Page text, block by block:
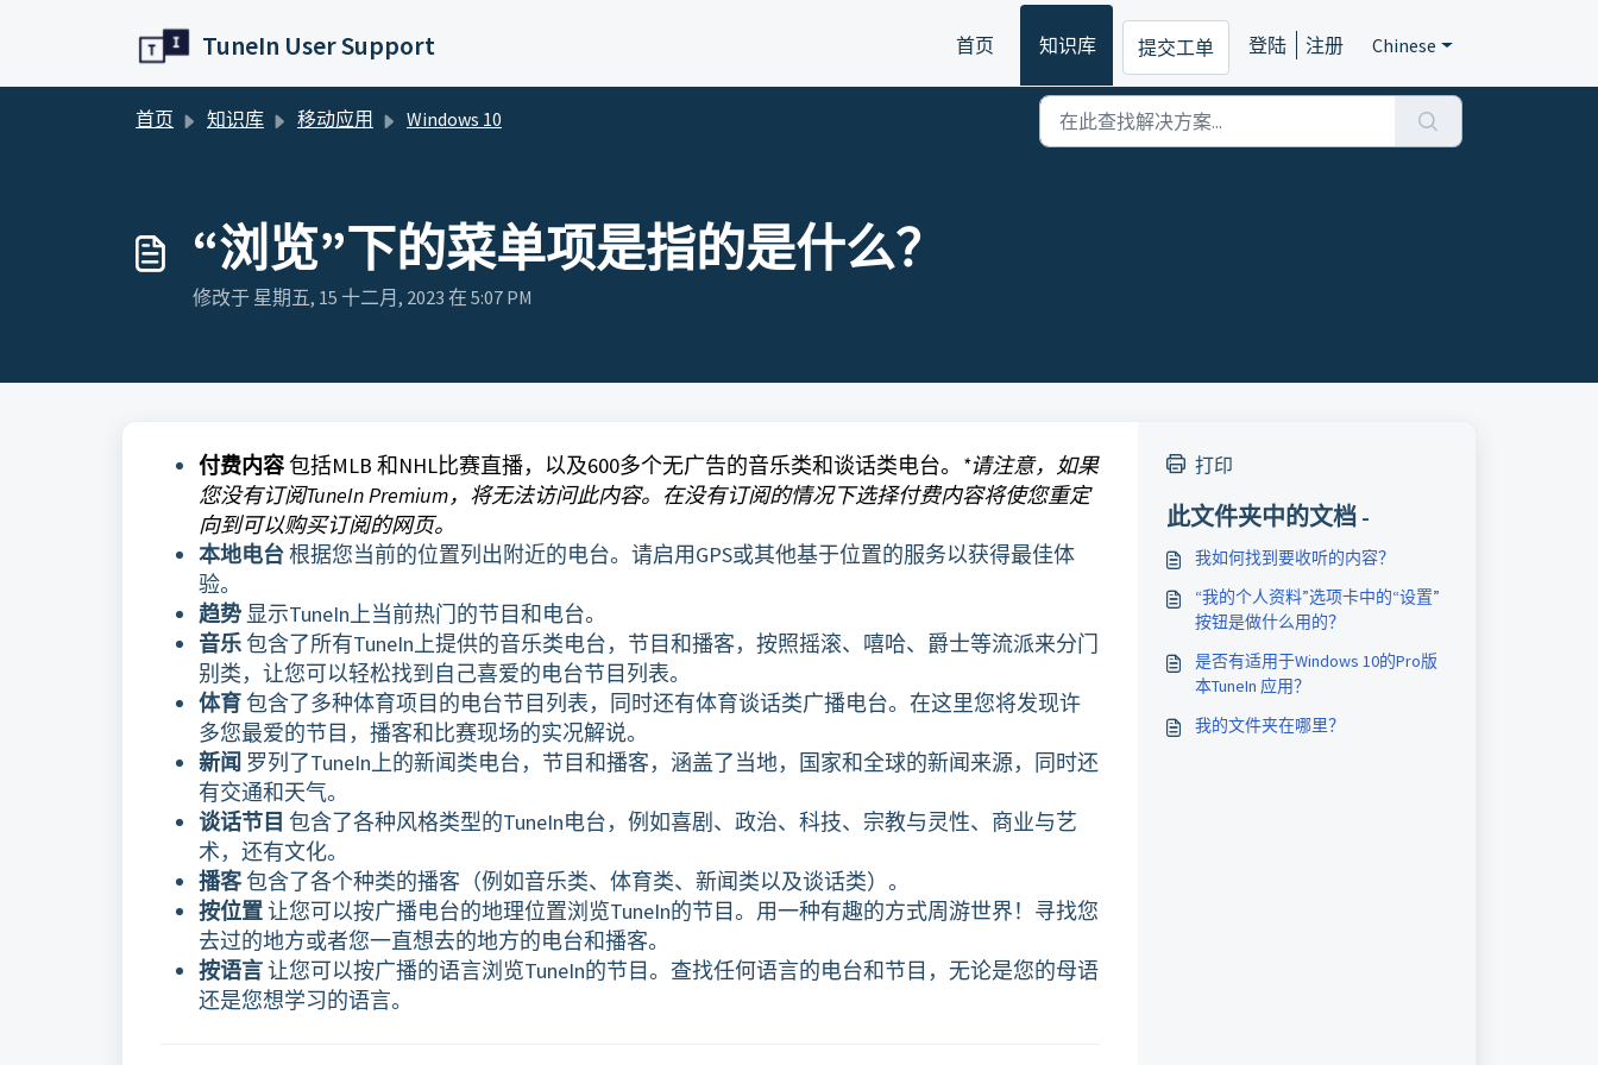
TuneIn User Support 首页 知识库 提交工单 登陆 注册 Chinese
首页 知识库 移动应用 Windows 10
“浏览”下的菜单项是指的是什么？
修改于 星期五, 15 十二月, 2023 在 5:07 PM
付费内容包括MLB 和NHL比赛直播，以及600多个无广告的音乐类和谈话类电台。 *请注意，如果
您没有订阅TuneIn Premium，将无法访问此内容。在没有订阅的情况下选择付费内容将使您重定
向到可以购买订阅的网页。
本地电台根据您当前的位置列出附近的电台。请启用GPS或其他基于位置的服务以获得最佳体
验。
趋势 显示TuneIn上当前热门的节目和电台。
音乐包含了所有TuneIn上提供的音乐类电台，节目和播客，按照摇滚、嘻哈、爵士等流派来分门
别类，让您可以轻松找到自己喜爱的电台节目列表。
体育包含了多种体育项目的电台节目列表，同时还有体育谈话类广播电台。在这里您将发现许
多您最爱的节目，播客和比赛现场的实况解说。
新闻 罗列了TuneIn上的新闻类电台，节目和播客，涵盖了当地，国家和全球的新闻来源，同时还
有交通和天气。
谈话节目 包含了各种风格类型的TuneIn电台，例如喜剧、政治、科技、宗教与灵性、商业与艺
术，还有文化。
播客包含了各个种类的播客（例如音乐类、体育类、新闻类以及谈话类）。
按位置让您可以按广播电台的地理位置浏览TuneIn的节目。用一种有趣的方式周游世界！寻找您
去过的地方或者您一直想去的地方的电台和播客。
按语言让您可以按广播的语言浏览TuneIn的节目。查找任何语言的电台和节目，无论是您的母语
还是您想学习的语言。
打印
此文件夹中的文档 -
我如何找到要收听的内容？
“我的个人资料”选项卡中的“设置”
按钮是做什么用的？
是否有适用于Windows 10的Pro版
本TuneIn 应用？
我的文件夹在哪里？